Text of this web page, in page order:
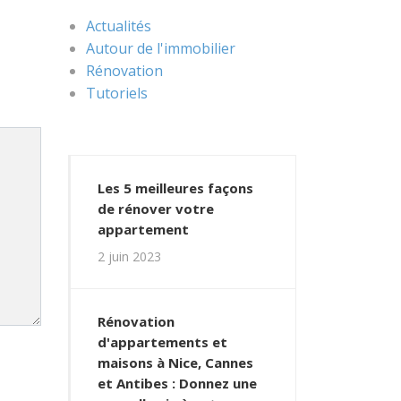
Actualités
Autour de l'immobilier
Rénovation
Tutoriels
Les 5 meilleures façons
de rénover votre
appartement
2 juin 2023
Rénovation
d'appartements et
maisons à Nice, Cannes
et Antibes : Donnez une